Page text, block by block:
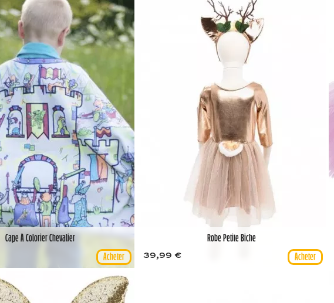
Cape À Colorier Chevalier Robe Petite Biche
39,99 €